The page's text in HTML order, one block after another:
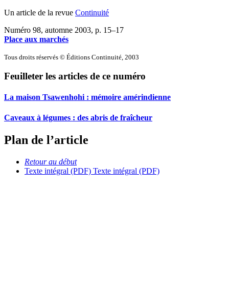
Un article de la revue Continuité
Numéro 98, automne 2003, p. 15–17
Place aux marchés
Tous droits réservés © Éditions Continuité, 2003
Feuilleter les articles de ce numéro
La maison Tsawenhohi : mémoire amérindienne
Caveaux à légumes : des abris de fraîcheur
Plan de l’article
Retour au début
Texte intégral (PDF) Texte intégral (PDF)